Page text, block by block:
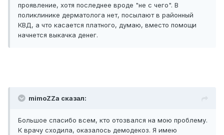
проявление, хотя последнее вроде "не с чего". В
поликлинике дерматолога нет, посылают в районный
КВД, а что касается платного, думаю, вместо помощи
начнется выкачка денег.
mimoZZa сказал:
Большое спасибо всем, кто отозвался на мою проблему.
К врачу сходила, оказалось демодекоз. Я имею